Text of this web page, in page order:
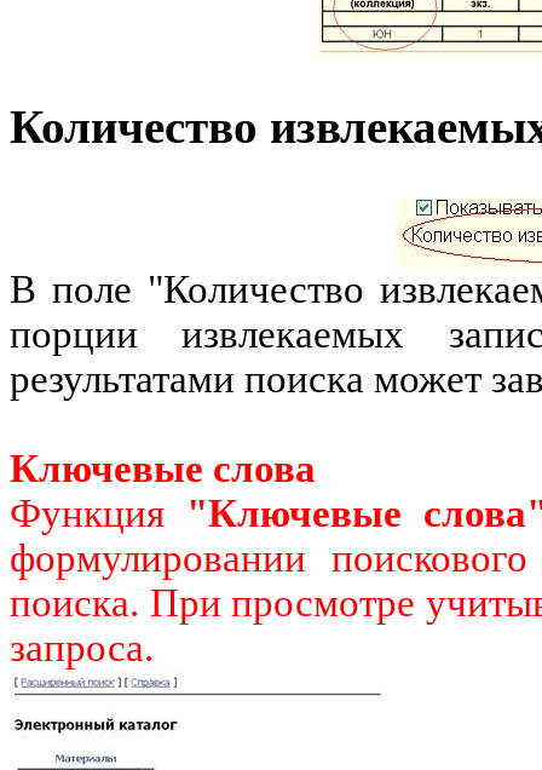
Количество
В поле "Количество
порции извлекаемых
результатами поиска может
Ключевые слова
Функция "Ключевые
формулировании
поиска. При просмотре
запроса.